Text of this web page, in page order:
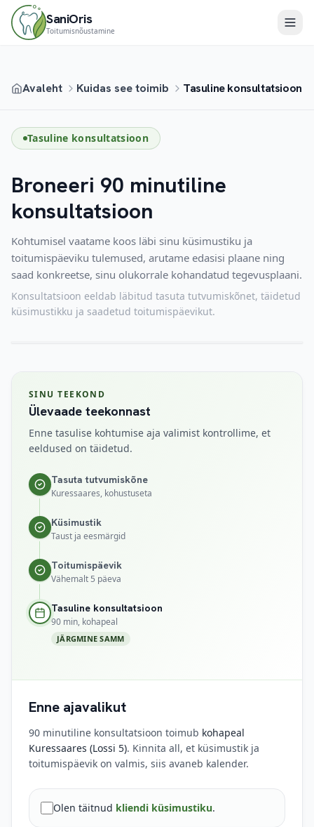
SaniOris
Toitumisnõustamine
Blogi
Kontakt
Avaleht Kuidas see toimib Tasuline konsultatsioon
Tasuline konsultatsioon
Broneeri 90 minutiline
konsultatsioon
Kohtumisel vaatame koos läbi sinu küsimustiku ja
toitumispäeviku tulemused, arutame edasisi plaane ning
saad konkreetse, sinu olukorrale kohandatud tegevusplaani.
Konsultatsioon eeldab läbitud tasuta tutvumiskõnet, täidetud
küsimustikku ja saadetud toitumispäevikut.
SINU TEEKOND
Ülevaade teekonnast
Enne tasulise kohtumise aja valimist kontrollime, et
eeldused on täidetud.
Tasuta tutvumiskõne
Kuressaares, kohustuseta
Küsimustik
Taust ja eesmärgid
Toitumispäevik
Vähemalt 5 päeva
Tasuline konsultatsioon
90 min, kohapeal
JÄRGMINE SAMM
Enne ajavalikut
90 minutiline konsultatsioon toimub kohapeal
Kuressaares (Lossi 5). Kinnita all, et küsimustik ja
toitumispäevik on valmis, siis avaneb kalender.
Kinnitused enne broneerimist
Olen täitnud kliendi küsimustiku.